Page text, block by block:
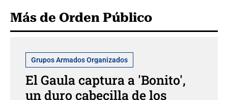
Más de Orden Público
Grupos Armados Organizados
El Gaula captura a 'Bonito',
un duro cabecilla de los